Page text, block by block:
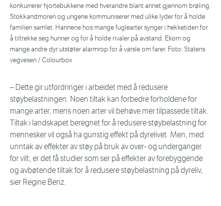
konkurrerer hjortebukkene med hverandre blant annet gjennom brøling.
Stokkandmoren og ungene kommuniserer med ulike lyder for å holde
familien samlet. Hannene hos mange fuglearter synger i hekketiden for
å tiltrekke seg hunner og for å holde rivaler på avstand. Ekorn og
mange andre dyr utstøter alarmrop for å varsle om farer. Foto: Statens
vegvesen / Colourbox
– Dette gir utfordringer i arbeidet med å redusere
støybelastningen. Noen tiltak kan forbedre forholdene for
mange arter, mens noen arter vil behøve mer tilpassede tiltak.
Tiltak i landskapet beregnet for å redusere støybelastning for
mennesker vil også ha gunstig effekt på dyrelivet. Men, med
unntak av effekter av støy på bruk av over- og underganger
for vilt, er det få studier som ser på effekter av forebyggende
og avbøtende tiltak for å redusere støybelastning på dyreliv,
sier Regine Benz.